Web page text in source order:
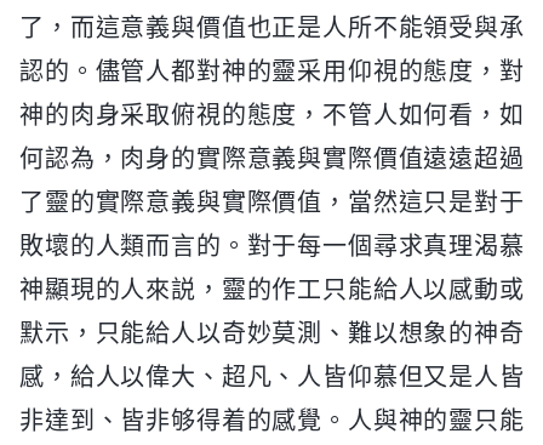
了，而這意義與價值也正是人所不能領受與承
認的。儘管人都對神的靈采用仰視的態度，對
神的肉身采取俯視的態度，不管人如何看，如
何認為，肉身的實際意義與實際價值遠遠超過
了靈的實際意義與實際價值，當然這只是對于
敗壞的人類而言的。對于每一個尋求真理渴慕
神顯現的人來説，靈的作工只能給人以感動或
默示，只能給人以奇妙莫測、難以想象的神奇
感，給人以偉大、超凡、人皆仰慕但又是人皆
非達到、皆非够得着的感覺。人與神的靈只能